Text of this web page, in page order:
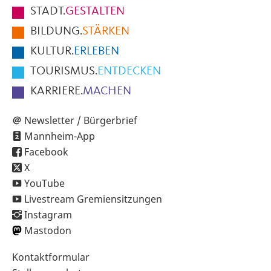
der
Seite
STADT.GESTALTEN
BILDUNG.STÄRKEN
KULTUR.ERLEBEN
TOURISMUS.ENTDECKEN
KARRIERE.MACHEN
Newsletter / Bürgerbrief
Mannheim-App
Facebook
X
YouTube
Livestream Gremiensitzungen
Instagram
Mastodon
Sekundärnavigation
Kontaktformular